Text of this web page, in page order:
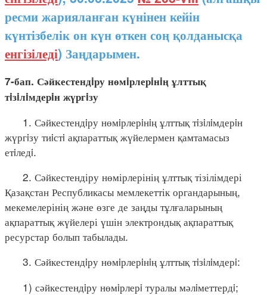
ресми жарияланған күнінен кейін
күнтізбелік он күн өткен соң қолданысқа
енгізіледі) Заңдарымен.
7-бап. Сәйкестендiру нөмiрлерiнiң ұлттық
тiзiлiмдерiн жүргiзу
1. Сәйкестендiру нөмiрлерiнiң ұлттық тiзiлiмдерiн
жүргiзу тиiстi ақпараттық жүйелермен қамтамасыз
етiледi.
2. Сәйкестендіру нөмірлерінің ұлттық тізілімдері
Қазақстан Республикасы мемлекеттік органдарының,
мекемелерінің және өзге де заңды тұлғаларының
ақпараттық жүйелері үшін электрондық ақпараттық
ресурстар болып табылады.
3. Сәйкестендiру нөмiрлерiнiң ұлттық тiзiлiмдерi:
1) сәйкестендiру нөмiрлерi туралы мәлiметтердi;